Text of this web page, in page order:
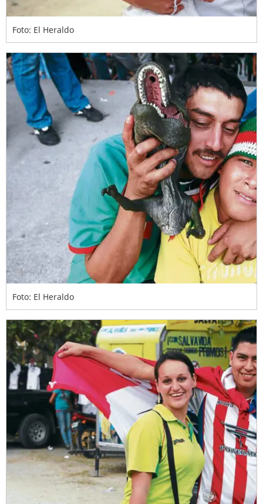
Foto: El Heraldo
Foto: El Heraldo